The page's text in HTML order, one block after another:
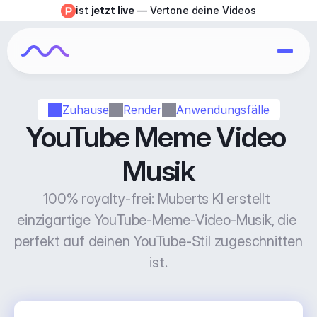
Zuhause Render Anwendungsfälle
YouTube Meme Video
Musik
100% royalty-frei: Muberts KI erstellt
einzigartige YouTube-Meme-Video-Musik, die
perfekt auf deinen YouTube-Stil zugeschnitten
ist.
ist jetzt live — Vertone deine Videos